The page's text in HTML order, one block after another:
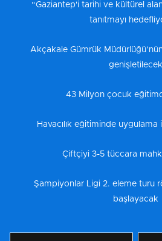
“Gaziantep'i tarihi ve kültürel
tanıtmayı
Akçakale Gümrük
genişletilecek
43 Milyon çocuk
Havacılık eğitiminde uygulama
Çiftçiyi 3-5 tüccara
Şampiyonlar Ligi 2. eleme turu
başlayacak